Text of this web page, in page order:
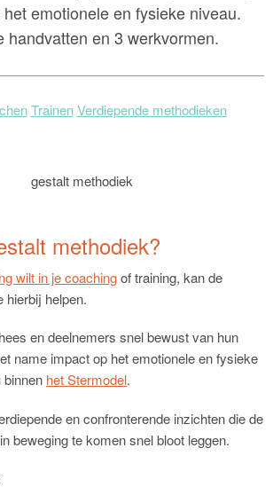
emotionele en fysieke niveau.
handvatten en 3 werkvormen.
Trainen Verdiepende methodieken
methodiek?
wilt in je coachingof training, kan de
hierbij helpen.
en deelnemers snel bewust van hun
name impact op het emotionele en fysieke
het Stermodel.
en confronterende inzichten die de
beweging te komen snel bloot leggen.